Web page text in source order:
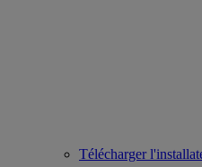
Télécharger